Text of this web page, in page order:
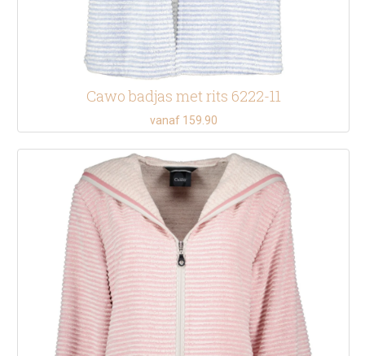
Cawo badjas met rits 6222-11
vanaf 159.90